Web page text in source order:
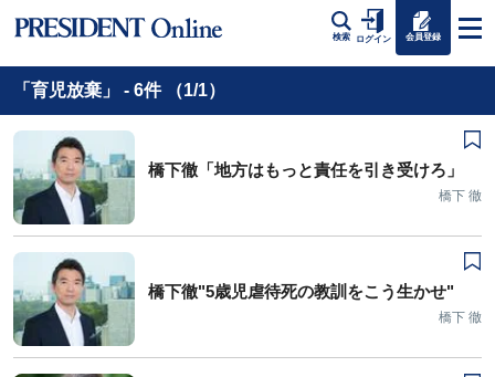
検索 ログイン 会員登録
「育児放棄」 - 6件 （1/1）
橋下徹「地方はもっと責任を引き受けろ」
橋下 徹
橋下徹"5歳児虐待死の教訓をこう生かせ"
橋下 徹